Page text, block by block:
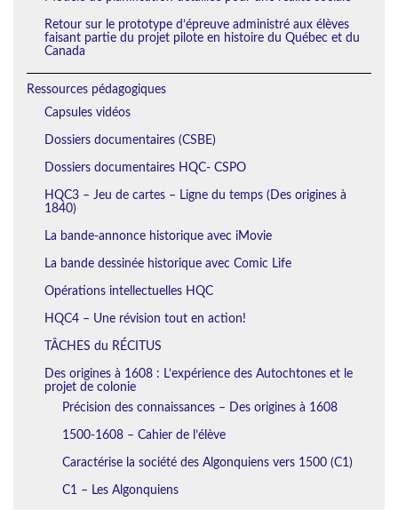
Retour sur le prototype d’épreuve administré aux élèves
faisant partie du projet pilote en histoire du Québec et du
Canada
Ressources pédagogiques
Capsules vidéos
Dossiers documentaires (CSBE)
Dossiers documentaires HQC- CSPO
HQC3 – Jeu de cartes – Ligne du temps (Des origines à
1840)
La bande-annonce historique avec iMovie
La bande dessinée historique avec Comic Life
Opérations intellectuelles HQC
HQC4 – Une révision tout en action!
TÂCHES du RÉCITUS
Des origines à 1608 : L’expérience des Autochtones et le
projet de colonie
Précision des connaissances – Des origines à 1608
1500-1608 – Cahier de l’élève
Caractérise la société des Algonquiens vers 1500 (C1)
C1 – Les Algonquiens